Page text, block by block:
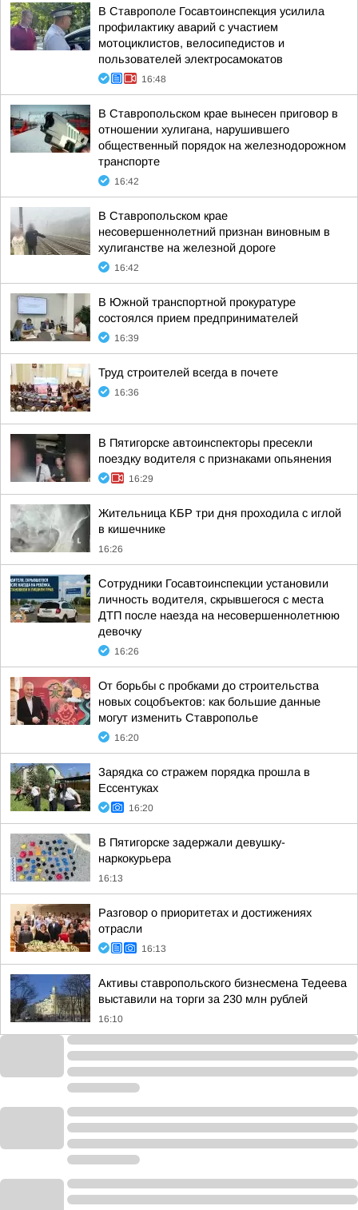
В Ставрополе Госавтоинспекция усилила
профилактику аварий с участием
мотоциклистов, велосипедистов и
пользователей электросамокатов
16:48
В Ставропольском крае вынесен приговор в
отношении хулигана, нарушившего
общественный порядок на железнодорожном
транспорте
16:42
В Ставропольском крае
несовершеннолетний признан виновным в
хулиганстве на железной дороге
16:42
В Южной транспортной прокуратуре
состоялся прием предпринимателей
16:39
Труд строителей всегда в почете
16:36
В Пятигорске автоинспекторы пресекли
поездку водителя с признаками опьянения
16:29
Жительница КБР три дня проходила с иглой
в кишечнике
16:26
Сотрудники Госавтоинспекции установили
личность водителя, скрывшегося с места
ДТП после наезда на несовершеннолетнюю
девочку
16:26
От борьбы с пробками до строительства
новых соцобъектов: как большие данные
могут изменить Ставрополье
16:20
Зарядка со стражем порядка прошла в
Ессентуках
16:20
В Пятигорске задержали девушку-
наркокурьера
16:13
Разговор о приоритетах и достижениях
отрасли
16:13
Активы ставропольского бизнесмена Тедеева
выставили на торги за 230 млн рублей
16:10